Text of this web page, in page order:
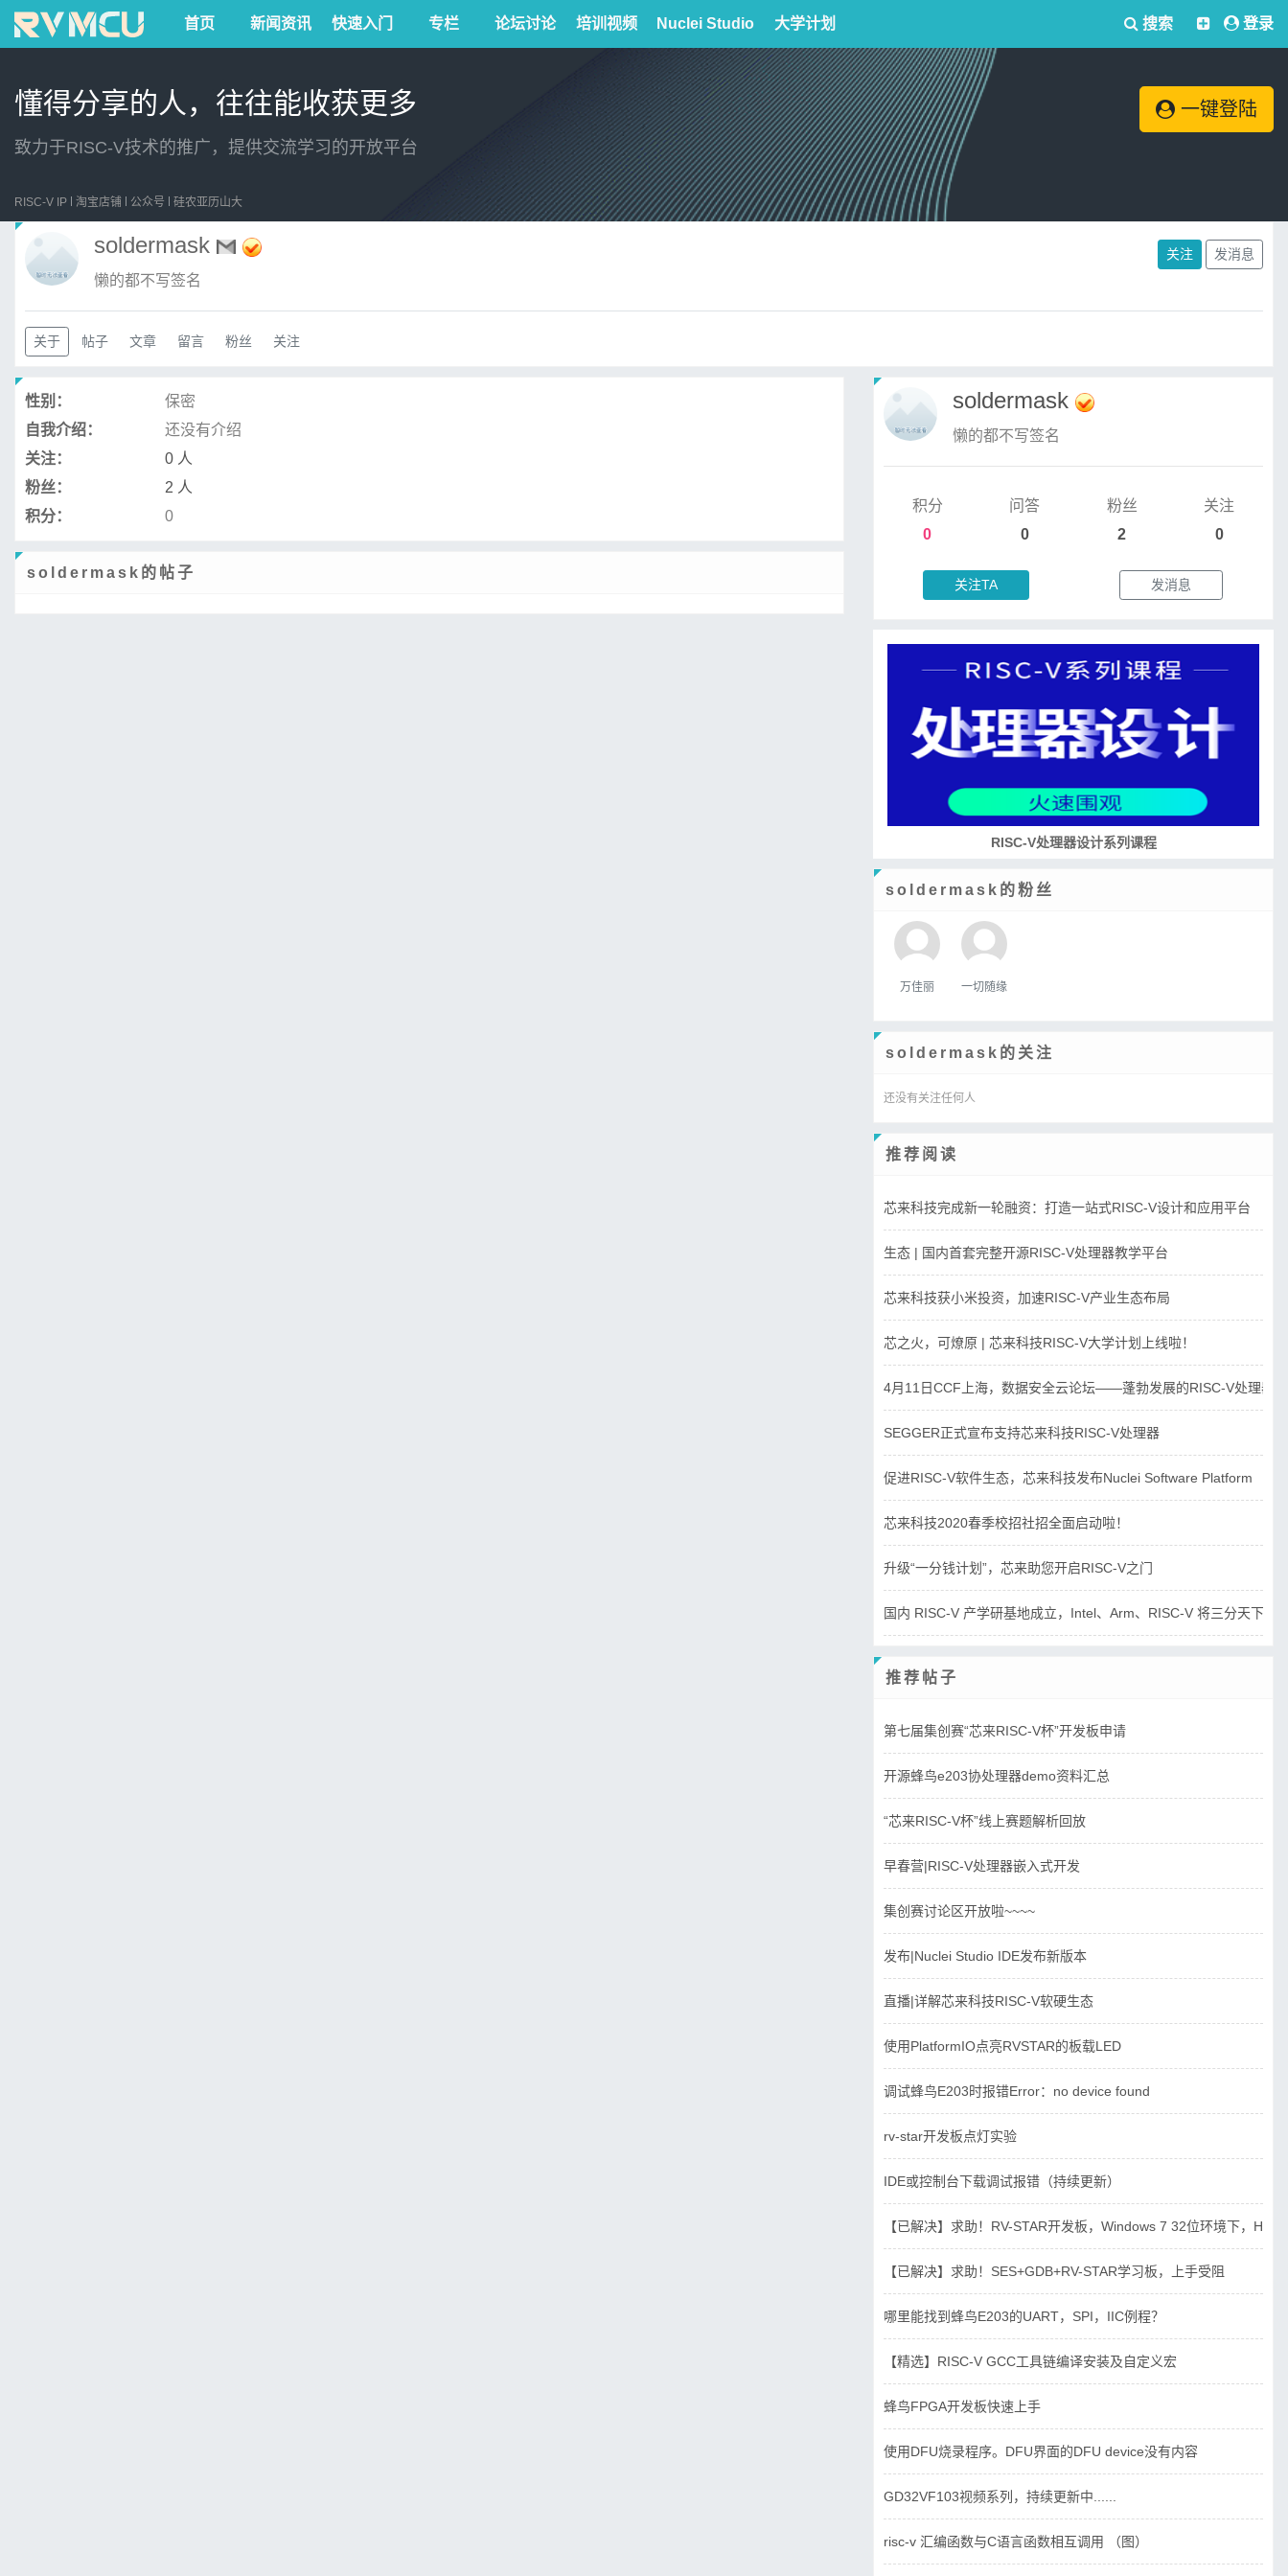
首页 新闻资讯 快速入门 专栏 论坛讨论 培训视频 Nuclei Studio 大学计划 搜索 登录
懂得分享的人，往往能收获更多
致力于RISC-V技术的推广，提供交流学习的开放平台
一键登陆
RISC-V IP 淘宝店铺 公众号 硅农亚历山大
soldermask
懒的都不写签名
关注 发消息
关于 帖子 文章 留言 粉丝 关注
性别：
保密
自我介绍：
还没有介绍
关注：
0 人
粉丝：
2 人
积分：
0
soldermask的帖子
soldermask
懒的都不写签名
积分
0
问答
0
粉丝
2
关注
0
关注TA 发消息
RISC-V处理器设计系列课程
soldermask的粉丝
万佳丽 一切随缘
soldermask的关注
还没有关注任何人
推荐阅读
芯来科技完成新一轮融资：打造一站式RISC-V设计和应用平台
生态 | 国内首套完整开源RISC-V处理器教学平台
芯来科技获小米投资，加速RISC-V产业生态布局
芯之火，可燎原 | 芯来科技RISC-V大学计划上线啦！
4月11日CCF上海，数据安全云论坛——蓬勃发展的RISC-V处理器
SEGGER正式宣布支持芯来科技RISC-V处理器
促进RISC-V软件生态，芯来科技发布Nuclei Software Platform
芯来科技2020春季校招社招全面启动啦！
升级“一分钱计划”，芯来助您开启RISC-V之门
国内 RISC-V 产学研基地成立，Intel、Arm、RISC-V 将三分天下？
推荐帖子
第七届集创赛“芯来RISC-V杯”开发板申请
开源蜂鸟e203协处理器demo资料汇总
“芯来RISC-V杯”线上赛题解析回放
早春营|RISC-V处理器嵌入式开发
集创赛讨论区开放啦~~~~
发布|Nuclei Studio IDE发布新版本
直播|详解芯来科技RISC-V软硬生态
使用PlatformIO点亮RVSTAR的板载LED
调试蜂鸟E203时报错Error：no device found
rv-star开发板点灯实验
IDE或控制台下载调试报错（持续更新）
【已解决】求助！RV-STAR开发板，Windows 7 32位环境下，
【已解决】求助！SES+GDB+RV-STAR学习板，上手受阻
哪里能找到蜂鸟E203的UART，SPI，IIC例程？
【精选】RISC-V GCC工具链编译安装及自定义宏
蜂鸟FPGA开发板快速上手
使用DFU烧录程序。DFU界面的DFU device没有内容
GD32VF103视频系列，持续更新中......
risc-v 汇编函数与C语言函数相互调用 （图）